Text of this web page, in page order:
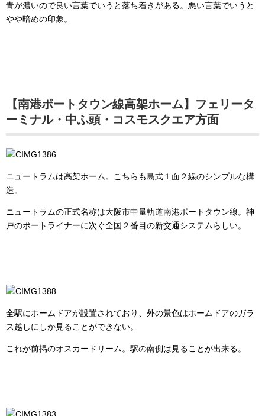
青が濃いので良い言葉でいうと落ち着きがある。悪い言葉でいうと
やや暗めの印象。
【南港ポートタウン線高架ホーム】フェリータ
ーミナル・中ふ頭・コスモスクエア方面
ニュートラムは高架ホーム。こちらも島式１面２線のシンプルな構
造。
ニュートラムの正式名称は大阪市中量軌道南港ポートタウン線。神
戸のポートライナーに次ぐ全国２番目の新交通システムらしい。
全駅にホームドアが設置されており、外の景色はホームドアのガラ
ス越しにしか見ることができない。
これが前掲のオスカードリーム。駅の南側は見ることが出来る。